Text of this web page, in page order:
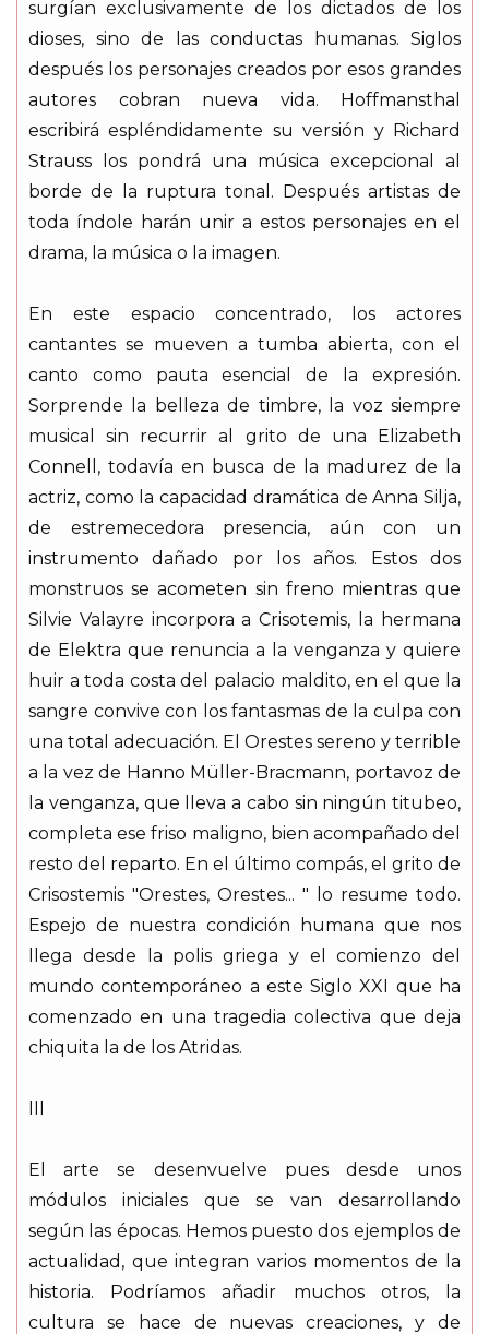
surgían exclusivamente de los dictados de los
dioses, sino de las conductas humanas. Siglos
después los personajes creados por esos grandes
autores cobran nueva vida. Hoffmansthal
escribirá espléndidamente su versión y Richard
Strauss los pondrá una música excepcional al
borde de la ruptura tonal. Después artistas de
toda índole harán unir a estos personajes en el
drama, la música o la imagen.
En este espacio concentrado, los actores
cantantes se mueven a tumba abierta, con el
canto como pauta esencial de la expresión.
Sorprende la belleza de timbre, la voz siempre
musical sin recurrir al grito de una Elizabeth
Connell, todavía en busca de la madurez de la
actriz, como la capacidad dramática de Anna Silja,
de estremecedora presencia, aún con un
instrumento dañado por los años. Estos dos
monstruos se acometen sin freno mientras que
Silvie Valayre incorpora a Crisotemis, la hermana
de Elektra que renuncia a la venganza y quiere
huir a toda costa del palacio maldito, en el que la
sangre convive con los fantasmas de la culpa con
una total adecuación. El Orestes sereno y terrible
a la vez de Hanno Müller-Bracmann, portavoz de
la venganza, que lleva a cabo sin ningún titubeo,
completa ese friso maligno, bien acompañado del
resto del reparto. En el último compás, el grito de
Crisostemis "Orestes, Orestes... " lo resume todo.
Espejo de nuestra condición humana que nos
llega desde la polis griega y el comienzo del
mundo contemporáneo a este Siglo XXI que ha
comenzado en una tragedia colectiva que deja
chiquita la de los Atridas.
III
El arte se desenvuelve pues desde unos
módulos iniciales que se van desarrollando
según las épocas. Hemos puesto dos ejemplos de
actualidad, que integran varios momentos de la
historia. Podríamos añadir muchos otros, la
cultura se hace de nuevas creaciones, y de